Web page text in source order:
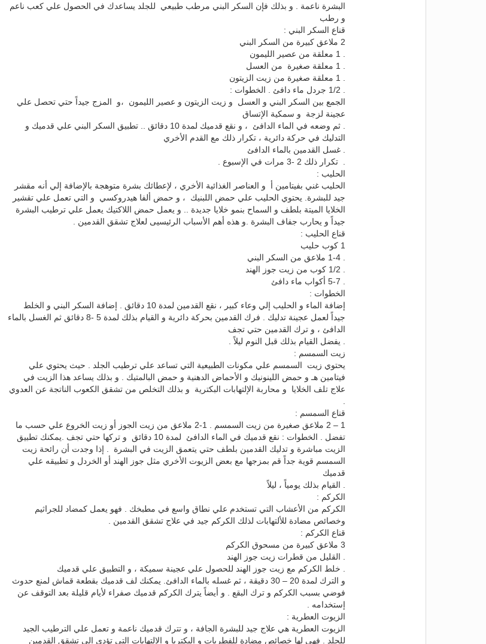
البشرة ناعمة . و بذلك فإن السكر البني مرطب طبيعي للجلد يساعدك في الحصول علي كعب ناعم
و رطب
قناع السكر البني :
2 ملاعق كبيرة من السكر البني
الجمع بين السكر البني و العسل و زيت الزيتون و عصير الليمون ،و المزج جيداً حتي تحصل علي
عجينة لزجة و سمكية الإتساق
. ثم وضعه في الماء الدافئ ، و نقع قدميك لمدة 10 دقائق .. تطبيق السكر البني علي قدميك و
التدليك في حركة دائرية ، تكرار ذلك مع القدم الأخري
. غسل القدمين بالماء الدافئ
. تكرار ذلك 2 -3 مرات في الإسبوع .
الحليب :
الحليب غني بفيتامين أ و العناصر الغذائية الأخري ، لإعطائك بشرة متوهجة بالإضافة إلي أنه مقشر
جيد للبشرة. يحتوي الحليب علي حمض اللبنيك ، و حمض ألفا هيدروكسي و التي تعمل علي تقشير
الخلايا الميتة بلطف و السماح بنمو خلايا جديدة .. و يعمل حمض اللاكتيك يعمل علي ترطيب البشرة
جيداً و يحارب جفاف البشرة .و هذه أهم الأسباب الرئيسيى لعلاج تشقق القدمين .
قناع الحليب :
1 كوب حليب
. 1-4 ملاعق من السكر البني
الخطوات :
إضافة الماء و الحليب إلي وعاء كبير ، نقع القدمين لمدة 10 دقائق . إضافة السكر البني و الخلط
جيداً لعمل عجينة تدليك . فرك القدمين بحركة دائرية و القيام بذلك لمدة 5 -8 دقائق ثم الغسل بالماء
الدافئ ، و ترك القدمين حتي تجف
. يفضل القيام بذلك قبل النوم ليلاً .
زيت السمسم :
يحتوي زيت السمسم علي مكونات الطبيعية التي تساعد علي ترطيب الجلد . حيث يحتوي علي
فيتامين هـ و حمض اللينونيك و الأحماض الدهنية و حمض البالمتيك . و بذلك يساعد هذا الزيت في
علاج تلف الخلايا و محاربة الإلتهابات البكترية و بذلك التخلص من تشقق الكعوب الناتجة عن العدوي
قناع السمسم :
1 – 2 ملاعق صغيرة من زيت السمسم . 1-2 ملاعق من زيت الجوز أو زيت الخروع علي حسب ما
تفضل . الخطوات : نقع قدميك في الماء الدافئ لمدة 10 دقائق و تركها حتي تجف .يمكنك تطبيق
الزيت مباشرة و تدليك القدمين بلطف حتي يتعمق الزيت في البشرة . إذا وجدت أن رائحة زيت
السمسم قوية جداً قم بمزجها مع بعض الزيوت الأخري مثل جوز الهند أو الخردل و تطبيقه علي
قدميك
. القيام بذلك يومياً ، ليلاً
الكركم :
الكركم من الأعشاب التي تستخدم علي نطاق واسع في مطبخك . فهو يعمل كمضاد للجراثيم
وخصائص مضادة للألتهابات لذلك الكركم جيد في علاج تشقق القدمين .
قناع الكركم :
3 ملاعق كبيرة من مسحوق الكركم
. القليل من قطرات زيت جوز الهند
. خلط الكركم مع زيت جوز الهند للحصول علي عجينة سميكة ، و التطبيق علي قدميك
و الترك لمدة 20 – 30 دقيقة ، ثم غسله بالماء الدافئ. يمكنك لف قدميك بقطعة قماش لمنع حدوث
فوضي بسبب الكركم و ترك البقع . و أيضاً يترك الكركم قدميك صفراء لأيام قليلة بعد التوقف عن
إستخدامه .
الزيوت العطرية :
الزيوت العطرية هي علاج جيد للبشرة الجافة ، و تترك قدميك ناعمة و تعمل علي الترطيب الجيد
للجلد . فهي لها خصائص مضادة للفطريات و البكتريا و الإلتهابات التي تؤدي إلي تشقق القدمين